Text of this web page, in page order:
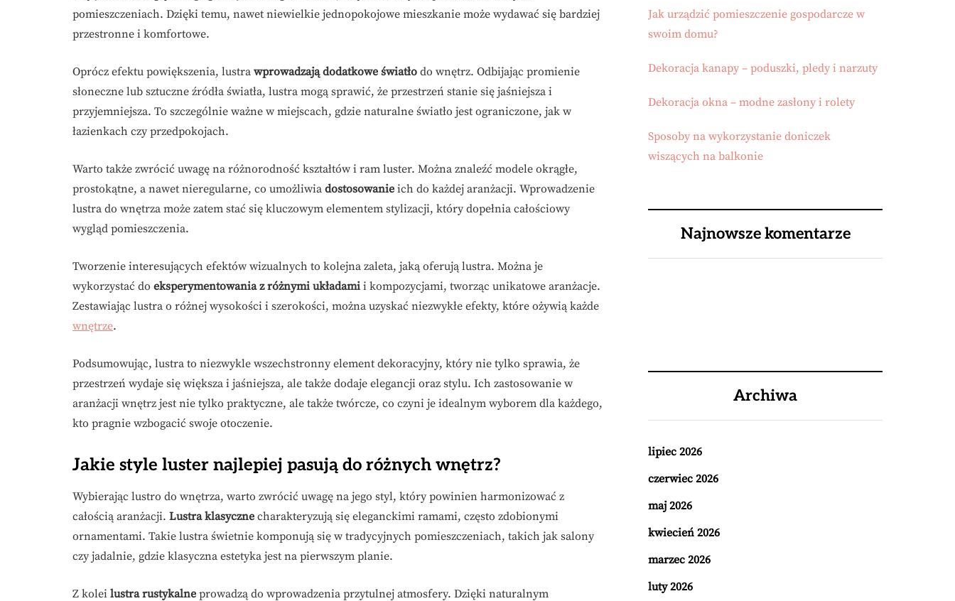
pomieszczeniach. Dzięki temu, nawet niewielkie jednopokojowe mieszkanie może wydawać się bardziej
przestronne i komfortowe.
Oprócz efektu powiększenia, lustra wprowadzają dodatkowe światło do wnętrz. Odbijając promienie
słoneczne lub sztuczne źródła światła, lustra mogą sprawić, że przestrzeń stanie się jaśniejsza i
przyjemniejsza. To szczególnie ważne w miejscach, gdzie naturalne światło jest ograniczone, jak w
łazienkach czy przedpokojach.
Warto także zwrócić uwagę na różnorodność kształtów i ram luster. Można znaleźć modele okrągłe,
prostokątne, a nawet nieregularne, co umożliwia dostosowanie ich do każdej aranżacji. Wprowadzenie
lustra do wnętrza może zatem stać się kluczowym elementem stylizacji, który dopełnia całościowy
wygląd pomieszczenia.
Tworzenie interesujących efektów wizualnych to kolejna zaleta, jaką oferują lustra. Można je
wykorzystać do eksperymentowania z różnymi układami i kompozycjami, tworząc unikatowe aranżacje.
Zestawiając lustra o różnej wysokości i szerokości, można uzyskać niezwykłe efekty, które ożywią każde
wnętrze.
Podsumowując, lustra to niezwykle wszechstronny element dekoracyjny, który nie tylko sprawia, że
przestrzeń wydaje się większa i jaśniejsza, ale także dodaje elegancji oraz stylu. Ich zastosowanie w
aranżacji wnętrz jest nie tylko praktyczne, ale także twórcze, co czyni je idealnym wyborem dla każdego,
kto pragnie wzbogacić swoje otoczenie.
Jakie style luster najlepiej pasują do różnych wnętrz?
Wybierając lustro do wnętrza, warto zwrócić uwagę na jego styl, który powinien harmonizować z
całością aranżacji. Lustra klasyczne charakteryzują się eleganckimi ramami, często zdobionymi
ornamentami. Takie lustra świetnie komponują się w tradycyjnych pomieszczeniach, takich jak salony
czy jadalnie, gdzie klasyczna estetyka jest na pierwszym planie.
Z kolei lustra rustykalne prowadzą do wprowadzenia przytulnej atmosfery. Dzięki naturalnym
Jak urządzić pomieszczenie gospodarcze w
swoim domu?
Dekoracja kanapy – poduszki, pledy i narzuty
Dekoracja okna – modne zasłony i rolety
Sposoby na wykorzystanie doniczek
wiszących na balkonie
Najnowsze komentarze
Archiwa
lipiec 2026
czerwiec 2026
maj 2026
kwiecień 2026
marzec 2026
luty 2026